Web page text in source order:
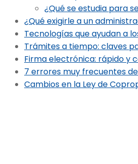
¿Qué se estudia para
¿Qué exigirle a un
Tecnologías que ayudan a
Trámites a tiempo: claves
Firma electrónica: rápido y
7 errores muy frecuentes
Cambios en la Ley de